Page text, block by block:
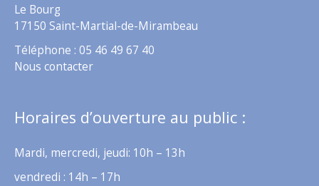
Le Bourg
17150 Saint-Martial-de-Mirambeau
Téléphone : 05 46 49 67 40
Nous contacter
Horaires d’ouverture au public :
Mardi, mercredi, jeudi: 10h – 13h
vendredi : 14h – 17h